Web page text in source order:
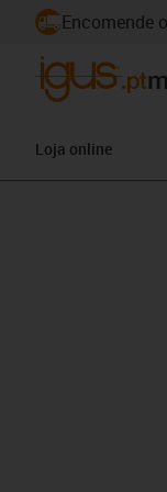
Encomende
Loja online